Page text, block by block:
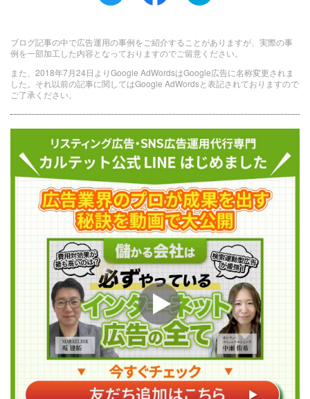
ブログ記事の中で広告運用の事例をご紹介することがありますが、実際の事
例を一部加工した内容となっておりますのでご留意ください。
また、2018年7月24日よりGoogle AdWordsはGoogle広告に名称変更されま
した。それ以前の記事に関してはGoogle AdWordsと表記されておりますので
ご了承ください。